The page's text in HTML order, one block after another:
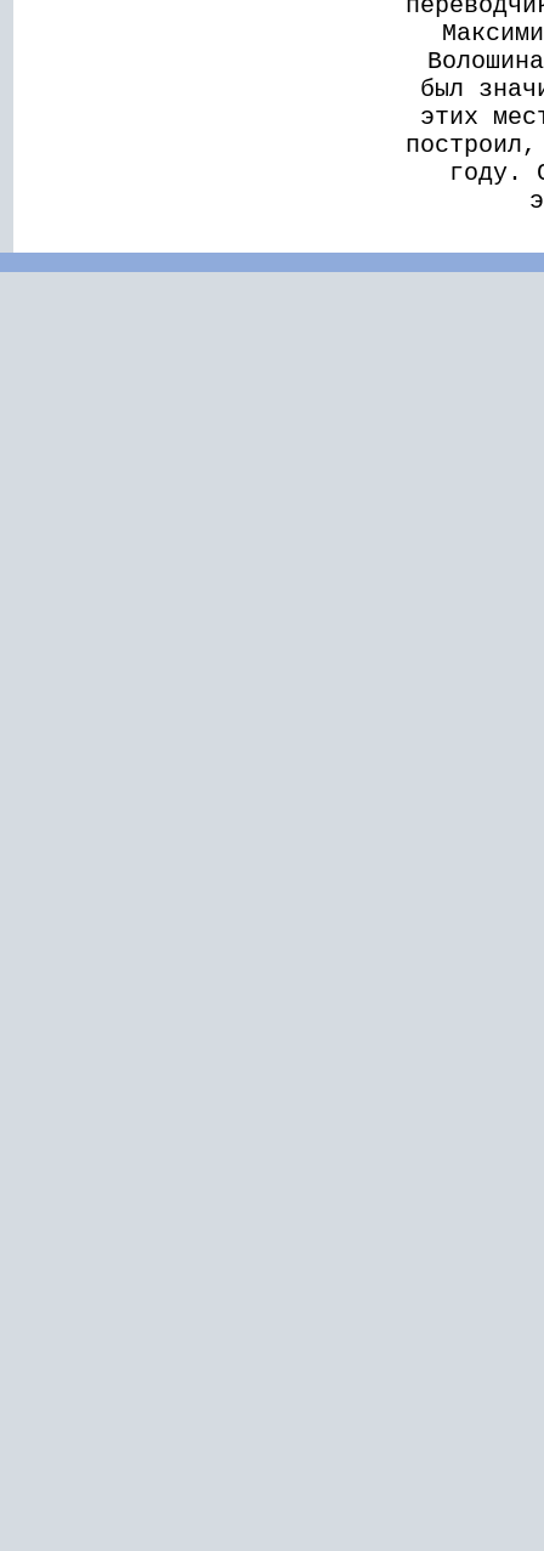
был
этих
году.